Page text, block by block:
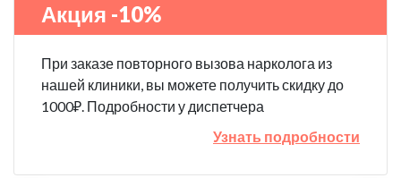
Акция -10%
При заказе повторного вызова нарколога из
нашей клиники, вы можете получить скидку до
1000₽. Подробности у диспетчера
Узнать подробности